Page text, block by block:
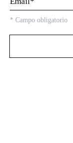
* Campo obligatorio